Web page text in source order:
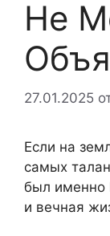
Не
27.01.2025
Если на
самых
был именно
и вечная